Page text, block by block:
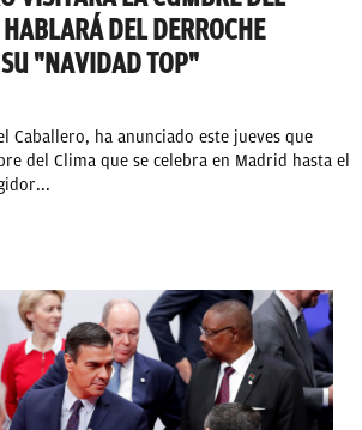
DEL DERROCHE
SU "NAVIDAD TOP"
Caballero, ha anunciado este jueves que
del Clima que se celebra en Madrid hasta el